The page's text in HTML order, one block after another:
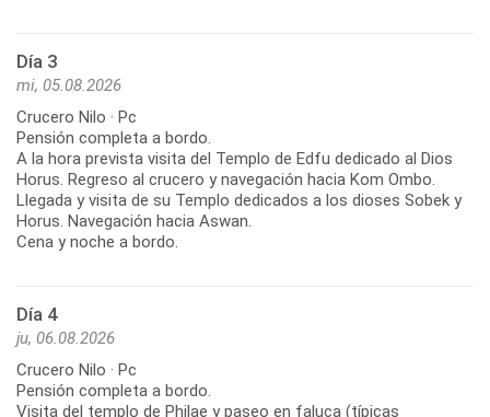
Día 3
mi, 05.08.2026
Crucero Nilo · Pc
Pensión completa a bordo.
A la hora prevista visita del Templo de Edfu dedicado al Dios
Horus. Regreso al crucero y navegación hacia Kom Ombo.
Llegada y visita de su Templo dedicados a los dioses Sobek y
Horus. Navegación hacia Aswan.
Cena y noche a bordo.
Día 4
ju, 06.08.2026
Crucero Nilo · Pc
Pensión completa a bordo.
Visita del templo de Philae y paseo en faluca (típicas